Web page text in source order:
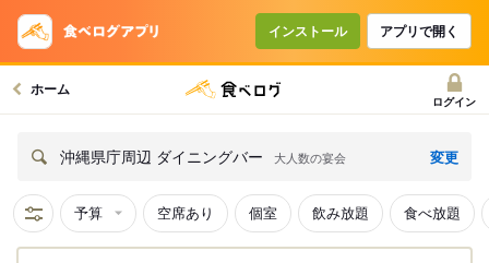
インストール アプリで開く
ホーム
ログイン
沖縄県庁周辺 ダイニングバー 大人数の宴会 変更
予算 空席あり 個室 飲み放題 食べ放題